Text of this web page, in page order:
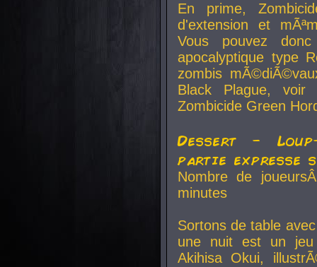
En prime,
d'extension et
Vous pouvez
apocalyptique type
zombis
Black Plague,
Zombicide Green
Dessert -
partie expresse
Nombre de
minutes
Sortons de table
une nuit est un
Akihisa Okui,